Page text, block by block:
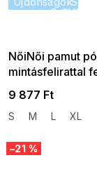
NőiNői pamut
mintásfelirattal
9 877 Ft
S M L XL
–21 %